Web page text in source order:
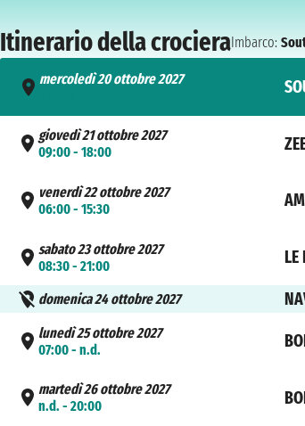
Itinerario della crocieraImbarco:
mercoledì 20 ottobre 2027
giovedì 21 ottobre 2027
09:00 - 18:00
venerdì 22 ottobre 2027
06:00 - 15:30
sabato 23 ottobre 2027
08:30 - 21:00
LE
domenica 24 ottobre 2027
lunedì 25 ottobre 2027
07:00 - n.d.
martedì 26 ottobre 2027
n.d. - 20:00